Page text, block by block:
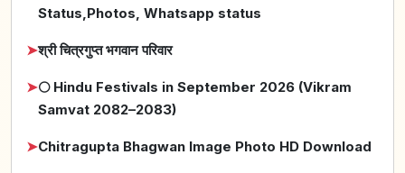
Status,Photos, Whatsapp status
➤श्री चित्रगुप्त भगवान परिवार
➤🌕 Hindu Festivals in September 2026 (Vikram
Samvat 2082–2083)
➤Chitragupta Bhagwan Image Photo HD Download